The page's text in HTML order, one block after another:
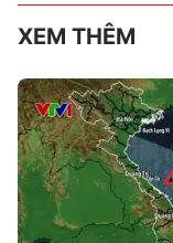
XEM THÊM